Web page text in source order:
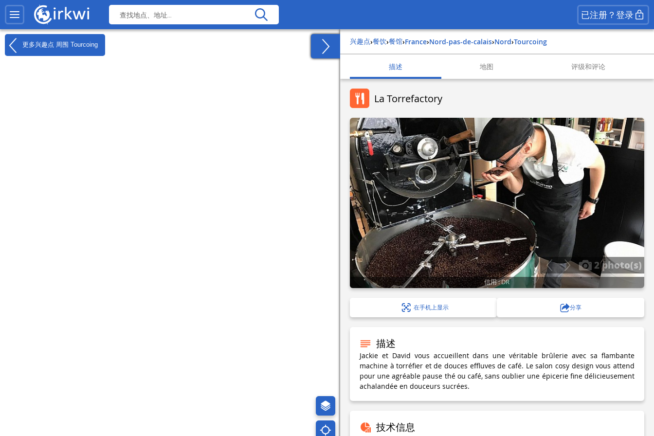
已注册？登录
更多兴趣点 周围 Tourcoing 兴趣点› 餐饮› 餐馆› france› nord-pas-de-calais› nord› tourcoing
描述 地图 评级和评论
La Torrefactory
2 photo(s)
信用 : DR
在手机上显示 分享
描述
Jackie et David vous accueillent dans une véritable brûlerie avec sa flambante
machine à torréfier et de douces effluves de café. Le salon cosy design vous attend
pour une agréable pause thé ou café, sans oublier une épicerie fine délicieusement
achalandée en douceurs sucrées.
技术信息